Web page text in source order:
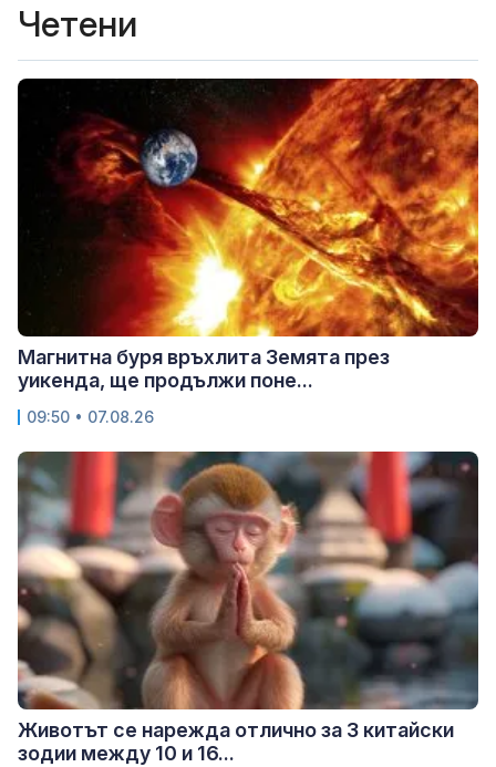
Четени
Магнитна буря връхлита Земята през
уикенда, ще продължи поне...
09:50 • 07.08.26
Животът се нарежда отлично за 3 китайски
зодии между 10 и 16...